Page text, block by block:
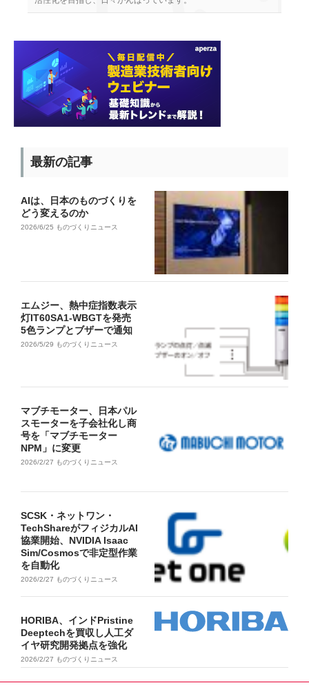
最新の記事
AIは、日本のものづくりを
どう変えるのか
2026/6/25 ものづくりニュース
エムジー、熱中症指数表示
灯IT60SA1-WBGTを発売
5色ランプとブザーで通知
2026/5/29 ものづくりニュース
マブチモーター、日本パル
スモーターを子会社化し商
号を「マブチモーター
NPM」に変更
2026/2/27 ものづくりニュース
SCSK・ネットワン・
TechShareがフィジカルAI
協業開始、NVIDIA Isaac
Sim/Cosmosで非定型作業
を自動化
2026/2/27 ものづくりニュース
HORIBA、インドPristine
Deeptechを買収し人工ダ
イヤ研究開発拠点を強化
2026/2/27 ものづくりニュース